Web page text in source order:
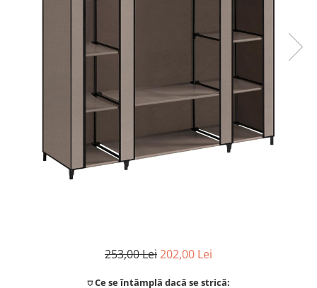
Rigole si scurgere dus
Accesorii dus
Toalete
Clapete de actionare253,00 Lei202,00 Lei
⛉ Ce se întâmplă dacă se strică: